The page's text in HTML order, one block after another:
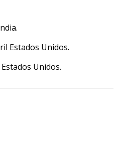
Estados Unidos.
Unidos.